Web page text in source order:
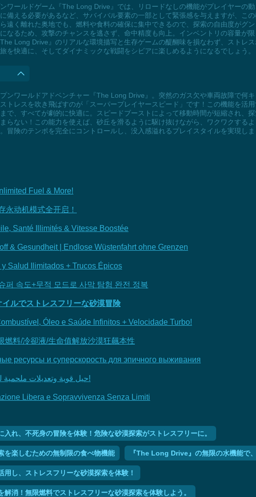
ワールドゲーム『The Long Drive』では、リロードなしの機能がプレイヤーの
備える必要があるなど、サバイバル要素の一部として緊張感を与えますが、こ
遠く離れた奥地でも、燃料や食料の確保に集中できるので、探索の自由度がグ
なるため、攻撃のチャンスを逃さず、命中精度も向上。インベントリの容量が
Long Drive』のリアルな環境描写と生存ゲームの醍醐味を損なわず、ストレ
を快適に、そしてダイナミックな戦闘をシビアに楽しめるようになるでしょう。
ンワールドアドベンチャー『The Long Drive』。突然のガス欠や車両故障で何
トレスを吹き飛ばすのが「スーパープレイヤースピード」です！この機能を活
で、すべてが劇的に快適に。スピードブーストによって移動時間が短縮され、
らない！この能力を使えば、砂丘を滑るように駆け抜けながら、ワクワクする
冒険のテンポを完全にコントロールし、没入感溢れるプレイスタイルを実現し
Fuel & More!
永动机模式全开启！
Santé Illimités & Vitesse Boostée
& Gesundheit | Endlose Wüstenfahrt ohne Grenzen
Salud Ilimitados + Trucos Épicos
퍼 속도+무적 모드로 사막 탐험 완전 정복
ルでストレスフリーな砂漠冒険
Óleo e Saúde Infinitos + Velocidade Turbo!
燃料/冷卻液/生命值解放沙漠狂飆本性
ресурсы и суперскорость для эпичного выживания
The Long Drive: حيل قوية وتعديلات ملحمية لتجربة قيادة لا نهاية لها!
Libera e Sopravvivenza Senza Limiti
れ、不死身の冒険を体験！危険な砂漠探索がストレスフリーに。
楽しむための無制限の食べ物機能 『The Long Drive』の無限の水機能で
し、ストレスフリーな砂漠探索を体験！
消！無限燃料でストレスフリーな砂漠探索を体験しよう。